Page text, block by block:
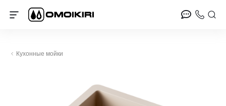
Кухонные мойки